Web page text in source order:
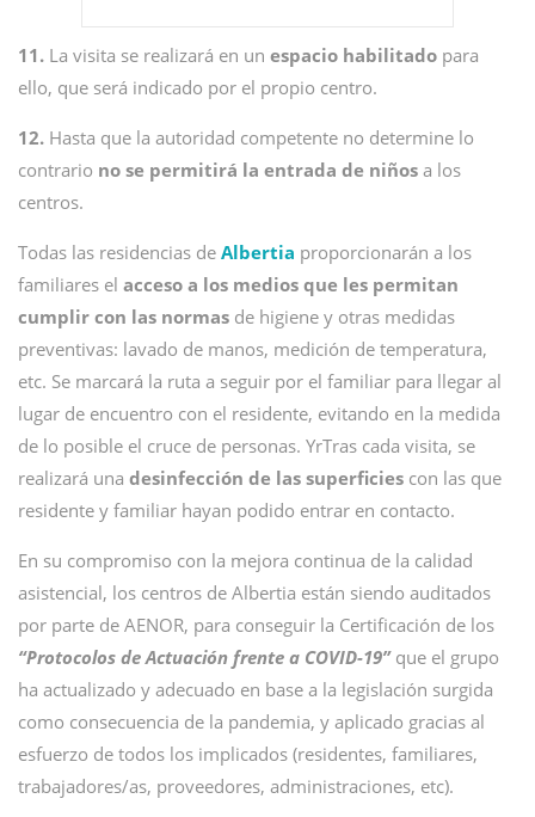
11. La visita se realizará en un espacio habilitado para
ello, que será indicado por el propio centro.
12. Hasta que la autoridad competente no determine lo
contrario no se permitirá la entrada de niños a los
centros.
Todas las residencias de Albertia proporcionarán a los
familiares el acceso a los medios que les permitan
cumplir con las normas de higiene y otras medidas
preventivas: lavado de manos, medición de temperatura,
etc. Se marcará la ruta a seguir por el familiar para llegar al
lugar de encuentro con el residente, evitando en la medida
de lo posible el cruce de personas. YrTras cada visita, se
realizará una desinfección de las superficies con las que
residente y familiar hayan podido entrar en contacto.
En su compromiso con la mejora continua de la calidad
asistencial, los centros de Albertia están siendo auditados
por parte de AENOR, para conseguir la Certificación de los
“Protocolos de Actuación frente a COVID-19”que el grupo
ha actualizado y adecuado en base a la legislación surgida
como consecuencia de la pandemia, y aplicado gracias al
esfuerzo de todos los implicados (residentes, familiares,
trabajadores/as, proveedores, administraciones, etc).